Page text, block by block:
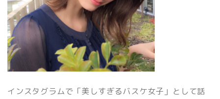
インスタグラムで「美しすぎるバスケ女子」として話